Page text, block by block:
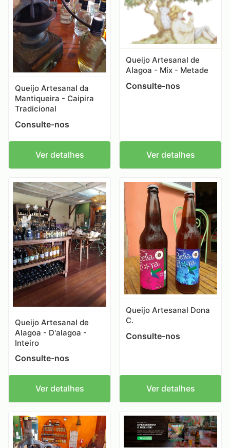
Queijo Artesanal da
Mantiqueira - Caipira
Tradicional
Consulte-nos
Ver detalhes
Queijo Artesanal de
Alagoa - Mix - Metade
Consulte-nos
Ver detalhes
Queijo Artesanal de
Alagoa - D'alagoa -
Inteiro
Consulte-nos
Ver detalhes
Queijo Artesanal Dona
C.
Consulte-nos
Ver detalhes